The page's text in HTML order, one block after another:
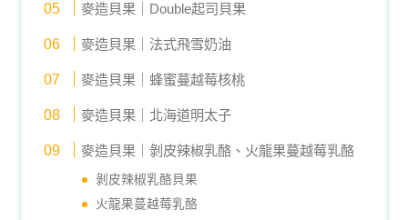
麥造貝果｜Double起司貝果
麥造貝果｜法式飛雪奶油
麥造貝果｜蜂蜜蔓越莓核桃
麥造貝果｜北海道明太子
麥造貝果｜剝皮辣椒乳酪、火龍果蔓越莓乳酪
剝皮辣椒乳酪貝果
火龍果蔓越莓乳酪